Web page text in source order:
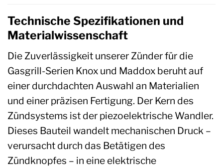
Technische Spezifikationen und
Materialwissenschaft
Die Zuverlässigkeit unserer Zünder für die
Gasgrill-Serien Knox und Maddox beruht auf
einer durchdachten Auswahl an Materialien
und einer präzisen Fertigung. Der Kern des
Zündsystems ist der piezoelektrische Wandler.
Dieses Bauteil wandelt mechanischen Druck –
verursacht durch das Betätigen des
Zündknopfes – in eine elektrische